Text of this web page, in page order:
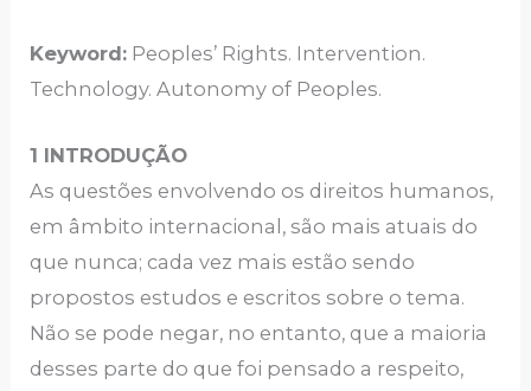
Keyword: Peoples’ Rights. Intervention.
Technology. Autonomy of Peoples.
1 INTRODUÇÃO
As questões envolvendo os direitos humanos,
em âmbito internacional, são mais atuais do
que nunca; cada vez mais estão sendo
propostos estudos e escritos sobre o tema.
Não se pode negar, no entanto, que a maioria
desses parte do que foi pensado a respeito,